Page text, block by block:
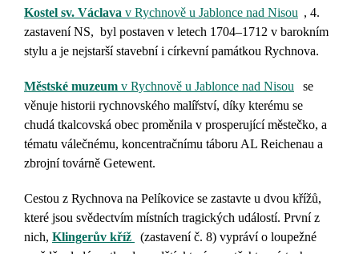
Kostel sv. Václava v Rychnově u Jablonce nad Nisou , 4.
zastavení NS, byl postaven v letech 1704–1712 v barokním
stylu a je nejstarší stavební i církevní památkou Rychnova.
Městské muzeum v Rychnově u Jablonce nad Nisou
se
věnuje historii rychnovského malířství, díky kterému se
chudá tkalcovská obec proměnila v prosperující městečko, a
tématu válečnému, koncentračnímu táboru AL Reichenau a
zbrojní továrně Getewent.
Cestou z Rychnova na Pelíkovice se zastavte u dvou křížů,
které jsou svědectvím místních tragických událostí. První z
nich, Klingerův kříž
(zastavení č. 8) vypráví o loupežné